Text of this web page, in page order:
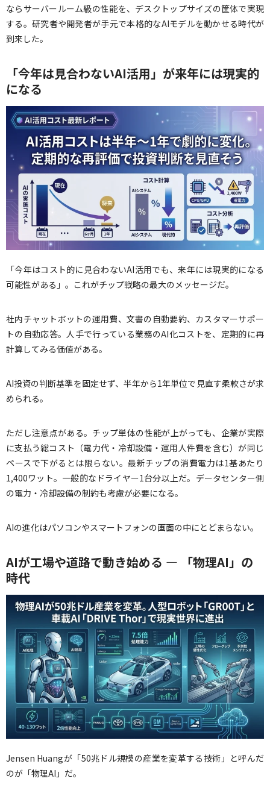
ならサーバールーム級の性能を、デスクトップサイズの筐体で実現
する。研究者や開発者が手元で本格的なAIモデルを動かせる時代が
到来した。
「今年は見合わないAI活用」が来年には現実的
になる
「今年はコスト的に見合わないAI活用でも、来年には現実的になる
可能性がある」。これがチップ戦略の最大のメッセージだ。
社内チャットボットの運用費、文書の自動要約、カスタマーサポー
トの自動応答。人手で行っている業務のAI化コストを、定期的に再
計算してみる価値がある。
AI投資の判断基準を固定せず、半年から1年単位で見直す柔軟さが求
められる。
ただし注意点がある。チップ単体の性能が上がっても、企業が実際
に支払う総コスト（電力代・冷却設備・運用人件費を含む）が同じ
ペースで下がるとは限らない。最新チップの消費電力は1基あたり
1,400ワット。一般的なドライヤー1台分以上だ。データセンター側
の電力・冷却設備の制約も考慮が必要になる。
AIの進化はパソコンやスマートフォンの画面の中にとどまらない。
AIが工場や道路で動き始める — 「物理AI」の
時代
Jensen Huangが「50兆ドル規模の産業を変革する技術」と呼んだ
のが「物理AI」だ。